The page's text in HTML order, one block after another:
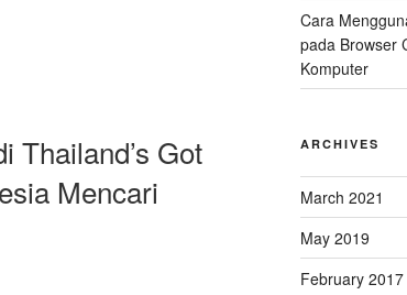
Thailand’s Got
Mencari
Cara
pada Browser
Komputer
ARCHIVES
March 2021
May 2019
February 2017